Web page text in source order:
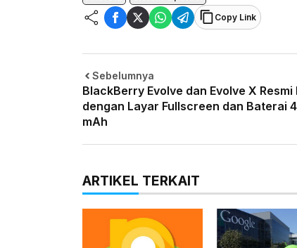
Copy Link
Sebelumnya
BlackBerry Evolve dan Evolve X Resmi
dengan Layar Fullscreen dan Baterai
mAh
ARTIKEL TERKAIT